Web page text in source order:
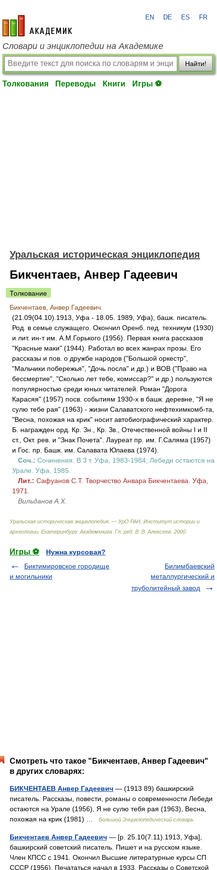
academic.ru
EN DE ES FR
Словари и энциклопедии на Академике
Найти!
Толкования Переводы Книги Игры ⚽
Уральская историческая энциклопедия
Бикчентаев, Анвер Гадеевич
Толкование
Бикчентаев, Анвер Гадеевич
(21.09(04.10).1913, Уфа - 18.05. 1989, Уфа), башк. писатель.
Род. в семье служащего. Окончил Оренб. пед. техникум (1930)
и лит. ин-т им. А.М.Горького (1956). Первая книга рассказов
"Красные маки" (1944). Работал во всех жанрах прозы. Его
рассказы и пов. о дружбе народов ("Большой оркестр",
"Мальчики побережья", "Дочь посла" и др.) и ВОВ ("Право на
бессмертие", "Сколько лет тебе, комиссар?" и др.) пользуются
популярностью среди юных читателей. Роман "Дорога
Карасяя" (1957) посв. событиям 1930-х в башк. деревне, "Я не
сулю тебе рая" (1963) - жизни Салаватского нефтехимкомб-та,
"Весна, похожая на крик" носит автобиографический характер.
Б. награжден орд. Кр. Зн., Кр. Зв., Отечественной войны I и II
ст., Окт. рев. и "Знак Почета". Лауреат пр. им. Г.Саляма (1957)
и Гос. пр. Башк. им. Салавата Юлаева (1974).
Соч.: Сочинения. В 3 т. Уфа, 1983-1984; Лебеди остаются на
Урале. Уфа, 1985.
Лит.: Сафуанов С.Т. Творчество Анвара Бикчентаева. Уфа,
1971.
Вильданов А.Х.
Уральская историческая энциклопедия. — УрО РАН, Институт истории и
археологии. Екатеринбург: Академкнига Гл. ред. В. В. Алексеев 2000
Игры ⚽
Нужна курсовая?
Биктимировское городище
и могильники
Билимбаевский
металлургический и
труболитейный завод
Смотреть что такое "Бикчентаев, Анвер Гадеевич"
в других словарях:
БИКЧЕНТАЕВ Анвер Гадеевич — (1913 89) башкирский
писатель. Рассказы, повести, романы о современности Лебеди
остаются на Урале (1956), Я не сулю тебя рая (1963), Весна,
похожая на крик (1981) …
Большой Энциклопедический словарь
Бикчентаев Анвер Гадеевич — [р. 25.10(7.11).1913, Уфа],
башкирский советский писатель. Пишет и на русском языке.
Член КПСС с 1941. Окончил Высшие литературные курсы СП
СССР (1956). Печататься начал в 1933. Рассказы о Советской